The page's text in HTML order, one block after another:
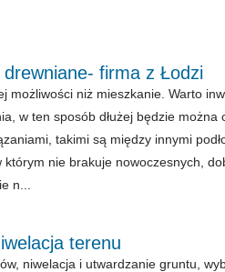
drewniane- firma z Łodzi
możliwości niż mieszkanie. Warto
w ten sposób dłużej będzie można
takimi są między innymi
którym nie brakuje nowoczesnych,
n...
terenu
niwelacja i utwardzanie gruntu,